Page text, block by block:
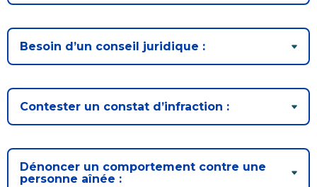
Besoin d’un conseil juridique :
Contester un constat d’infraction :
Dénoncer un comportement contre une
personne aînée :